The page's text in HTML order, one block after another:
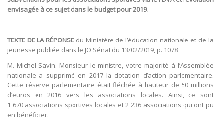
envisagée à ce sujet dans le budget pour 2019.
TEXTE DE LA RÉPONSEdu Ministère de l’éducation nationale et de la
jeunesse publiée dans le JO Sénat du 13/02/2019, p. 1078
M. Michel Savin. Monsieur le ministre, votre majorité à l’Assemblée
nationale a supprimé en 2017 la dotation d’action parlementaire.
Cette réserve parlementaire était fléchée à hauteur de 50 millions
d’euros en 2016 vers les associations locales. Ainsi, ce sont
1 670 associations sportives locales et 2 236 associations qui ont pu
en bénéficier.